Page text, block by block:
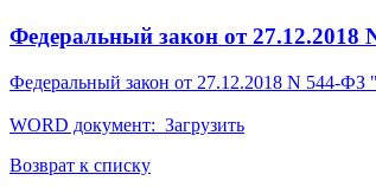
Федеральный закон от
Федеральный закон от 27.12.2018 N 544-
WORD документ: Загрузить
Возврат к списку